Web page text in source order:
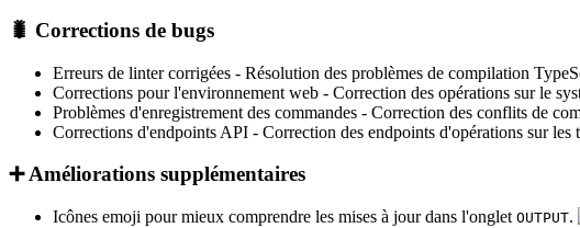
🐛 Corrections de bugs
Erreurs de linter corrigées - Résolution des problèmes de compilation
Corrections pour l'environnement web - Correction des opérations sur le
Problèmes d'enregistrement des commandes - Correction des conflits de
Corrections d'endpoints API - Correction des endpoints d'opérations sur les
➕Améliorations supplémentaires
Icônes emoji pour mieux comprendre les mises à jour dans l'onglet OUTPUT.